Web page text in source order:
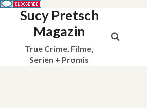
Sucy Pretsch
Magazin
True Crime, Filme,
Serien + Promis